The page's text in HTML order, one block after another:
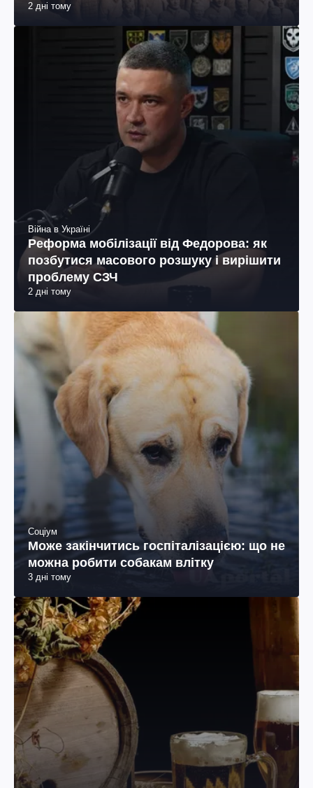
2 дні тому
Війна в Україні
Реформа мобілізації від Федорова: як
позбутися масового розшуку і вирішити
проблему СЗЧ
2 дні тому
Соціум
Може закінчитись госпіталізацією: що не
можна робити собакам влітку
3 дні тому